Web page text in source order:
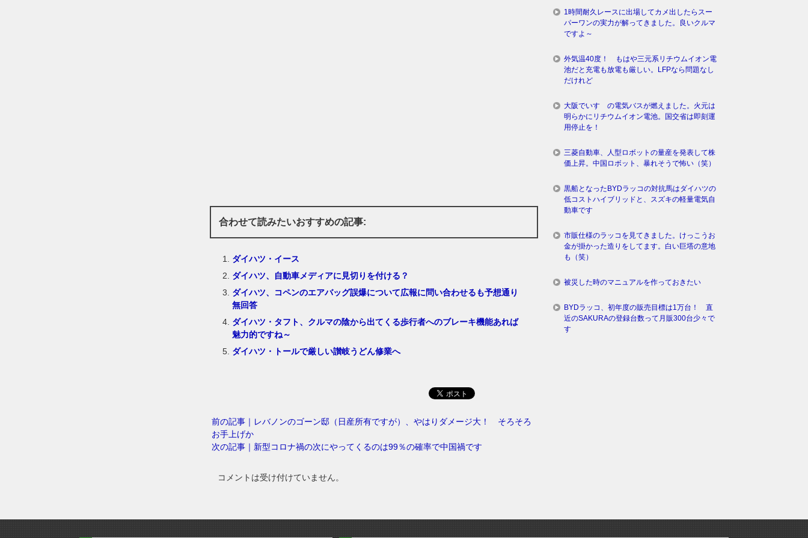
合わせて読みたいおすすめの記事:
ダイハツ・イース
ダイハツ、自動車メディアに見切りを付ける？
ダイハツ、コペンのエアバッグ誤爆について広報に問い合わせるも予想通り
無回答
ダイハツ・タフト、クルマの陰から出てくる歩行者へのブレーキ機能あれば
魅力的ですね～
ダイハツ・トールで厳しい讃岐うどん修業へ
前の記事｜レバノンのゴーン邸（日産所有ですが）、やはりダメージ大！ そろそろ
お手上げか
次の記事｜新型コロナ禍の次にやってくるのは99％の確率で中国禍です
コメントは受け付けていません。
1時間耐久レースに出場してカメ出したらスー
パーワンの実力が解ってきました。良いクルマ
ですよ～
外気温40度！ もはや三元系リチウムイオン電
池だと充電も放電も厳しい。LFPなら問題なし
だけれど
大阪でいすゞの電気バスが燃えました。火元は
明らかにリチウムイオン電池。国交省は即刻運
用停止を！
三菱自動車、人型ロボットの量産を発表して株
価上昇。中国ロボット、暴れそうで怖い（笑）
黒船となったBYDラッコの対抗馬はダイハツの
低コストハイブリッドと、スズキの軽量電気自
動車です
市販仕様のラッコを見てきました。けっこうお
金が掛かった造りをしてます。白い巨塔の意地
も（笑）
被災した時のマニュアルを作っておきたい
BYDラッコ、初年度の販売目標は1万台！ 直
近のSAKURAの登録台数って月販300台少々で
す